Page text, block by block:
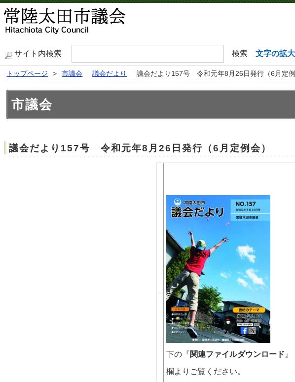
サイト内検索 文字の拡
トップページ > 市議会 議会だより 議会だより157号 令和元年8月26日発行（6月定例
市議会
議会だより157号 令和元年8月26日発行（6月定例会）
下の『関連ファイルダウンロード 』
欄よりご覧ください。